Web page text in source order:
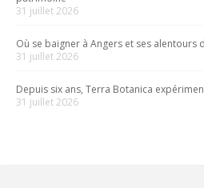
31 juillet 2026
Où se baigner à Angers et ses alentours
31 juillet 2026
Depuis six ans, Terra Botanica
31 juillet 2026